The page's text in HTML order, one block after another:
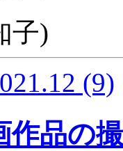
子)
(9)
作品の